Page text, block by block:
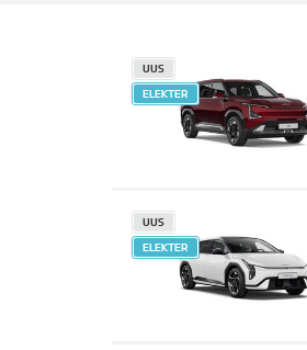
UUS
ELEKTER
UUS
ELEKTER